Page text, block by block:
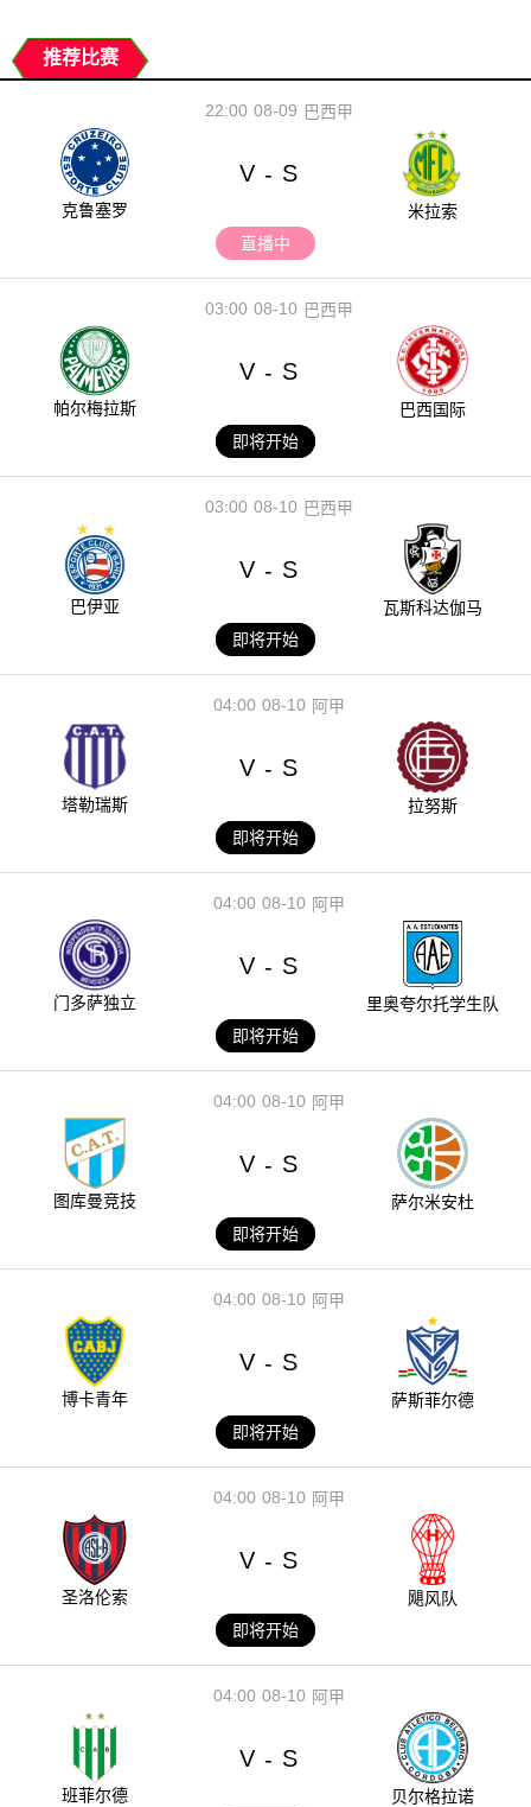
推荐比赛
08-09
22:00 巴西甲
克鲁塞罗
V - S
米拉索
直播中
08-10
03:00 巴西甲
帕尔梅拉斯
V - S
巴西国际
即将开始
08-10
03:00 巴西甲
巴伊亚
V - S
瓦斯科达伽马
即将开始
08-10
04:00 阿甲
塔勒瑞斯
V - S
拉努斯
即将开始
08-10
04:00 阿甲
门多萨独立
V - S
里奥夸尔托学生队
即将开始
08-10
04:00 阿甲
图库曼竞技
V - S
萨尔米安杜
即将开始
08-10
04:00 阿甲
博卡青年
V - S
萨斯菲尔德
即将开始
08-10
04:00 阿甲
圣洛伦索
V - S
飓风队
即将开始
08-10
04:00 阿甲
班菲尔德
V - S
贝尔格拉诺